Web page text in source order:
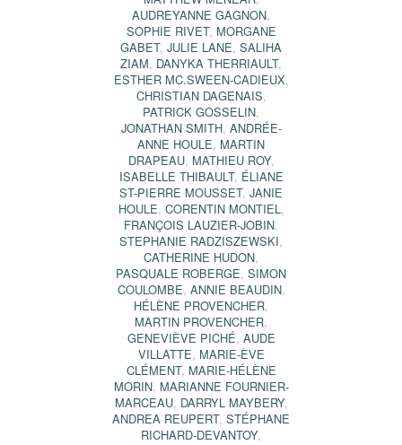
AUDREYANNE GAGNON,
SOPHIE RIVET, MORGANE
GABET, JULIE LANE, SALIHA
ZIAM, DANYKA THERRIAULT,
ESTHER MC.SWEEN-CADIEUX,
CHRISTIAN DAGENAIS,
PATRICK GOSSELIN,
JONATHAN SMITH, ANDRÉE-
ANNE HOULE, MARTIN
DRAPEAU, MATHIEU ROY,
ISABELLE THIBAULT, ÉLIANE
ST-PIERRE MOUSSET, JANIE
HOULE, CORENTIN MONTIEL,
FRANÇOIS LAUZIER-JOBIN,
STEPHANIE RADZISZEWSKI,
CATHERINE HUDON,
PASQUALE ROBERGE, SIMON
COULOMBE, ANNIE BEAUDIN,
HÉLÈNE PROVENCHER,
MARTIN PROVENCHER,
GENEVIÈVE PICHÉ, AUDE
VILLATTE, MARIE-ÈVE
CLÉMENT, MARIE-HÉLÈNE
MORIN, MARIANNE FOURNIER-
MARCEAU, DARRYL MAYBERY,
ANDREA REUPERT, STÉPHANE
RICHARD-DEVANTOY,